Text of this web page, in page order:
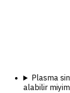
Plasma
alabilir